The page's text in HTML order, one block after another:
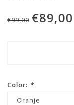
€99,00 €89,00
Color: *
Oranje